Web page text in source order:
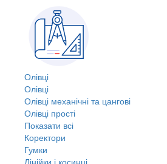
Олівці
Олівці
Олівці механічні та цангові
Олівці прості
Показати всі
Коректори
Гумки
Лінійки і косинці